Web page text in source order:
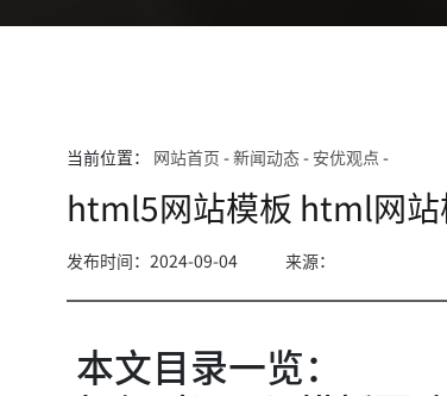
当前位置： 网站首页 -新闻动态- 安优观点 -
html5网站模板 html网站
发布时间：2024-09-04 来源：
本文目录一览：